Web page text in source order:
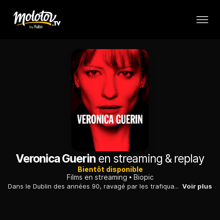
Veronica Guerinen streaming & replay
Bientôt disponible
Films en streaming
Biopic
Dans le Dublin des années 90, ravagé par les trafiquants de drogue, le combat d'une journaliste irlandaise, décidée à faire entendre la voix de la justice... Voir plus